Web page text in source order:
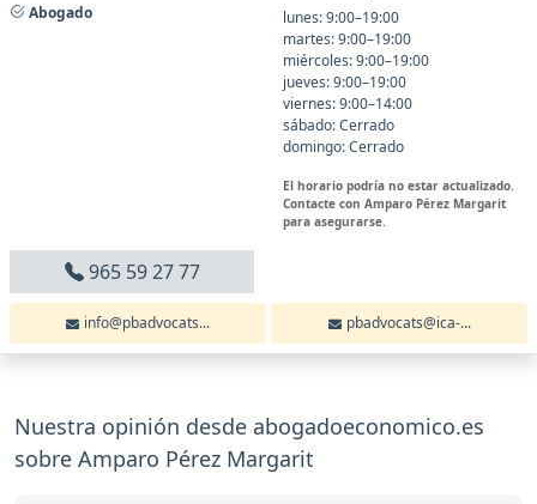
Abogado
lunes: 9:00–19:00
martes: 9:00–19:00
miércoles: 9:00–19:00
jueves: 9:00–19:00
viernes: 9:00–14:00
sábado: Cerrado
domingo: Cerrado
El horario podría no estar actualizado.
Contacte con Amparo Pérez Margarit
para asegurarse.
965 59 27 77
info@pbadvocats... pbadvocats@ica-...
Nuestra opinión desde abogadoeconomico.es
sobre Amparo Pérez Margarit